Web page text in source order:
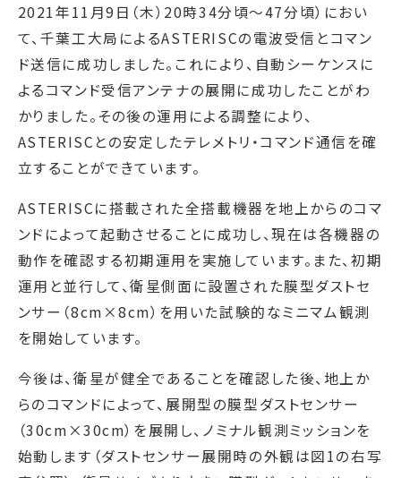
2021年11月9日（木）20時34分頃～47分頃）におい
て、千葉工大局によるASTERISCの電波受信とコマン
ド送信に成功しました。これにより、自動シーケンスに
よるコマンド受信アンテナの展開に成功したことがわ
かりました。その後の運用による調整により、
ASTERISCとの安定したテレメトリ・コマンド通信を確
立することができています。
ASTERISCに搭載された全搭載機器を地上からのコマ
ンドによって起動させることに成功し、現在は各機器の
動作を確認する初期運用を実施しています。また、初期
運用と並行して、衛星側面に設置された膜型ダストセ
ンサー（8cm×8cm）を用いた試験的なミニマム観測
を開始しています。
今後は、衛星が健全であることを確認した後、地上か
らのコマンドによって、展開型の膜型ダストセンサー
（30cm×30cm）を展開し、ノミナル観測ミッションを
始動します（ダストセンサー展開時の外観は図1の右写